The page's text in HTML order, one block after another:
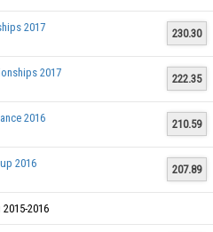
2017
230.30
2017
222.35
2016
210.59
2016
207.89
2016